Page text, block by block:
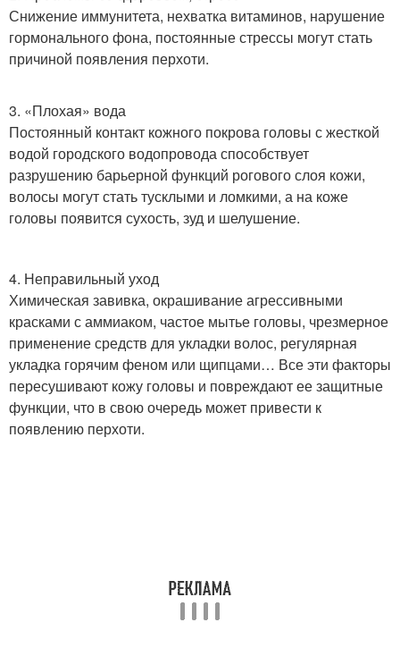
Снижение иммунитета, нехватка витаминов, нарушение
гормонального фона, постоянные стрессы могут стать
причиной появления перхоти.
3. «Плохая» вода
Постоянный контакт кожного покрова головы с жесткой
водой городского водопровода способствует
разрушению барьерной функций рогового слоя кожи,
волосы могут стать тусклыми и ломкими, а на коже
головы появится сухость, зуд и шелушение.
4. Неправильный уход
Химическая завивка, окрашивание агрессивными
красками с аммиаком, частое мытье головы, чрезмерное
применение средств для укладки волос, регулярная
укладка горячим феном или щипцами… Все эти факторы
пересушивают кожу головы и повреждают ее защитные
функции, что в свою очередь может привести к
появлению перхоти.